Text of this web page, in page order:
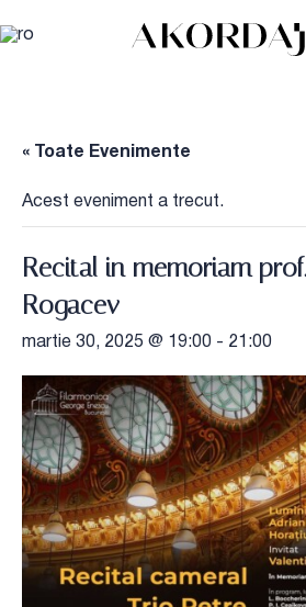
Știri
Resurse
« Toate Evenimente
Acest eveniment a trecut.
Recital in memoriam
Rogacev
martie 30, 2025 @ 19:00 - 21:00